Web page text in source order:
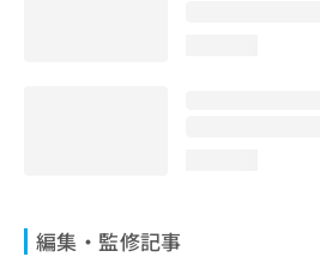
編集・監修記事